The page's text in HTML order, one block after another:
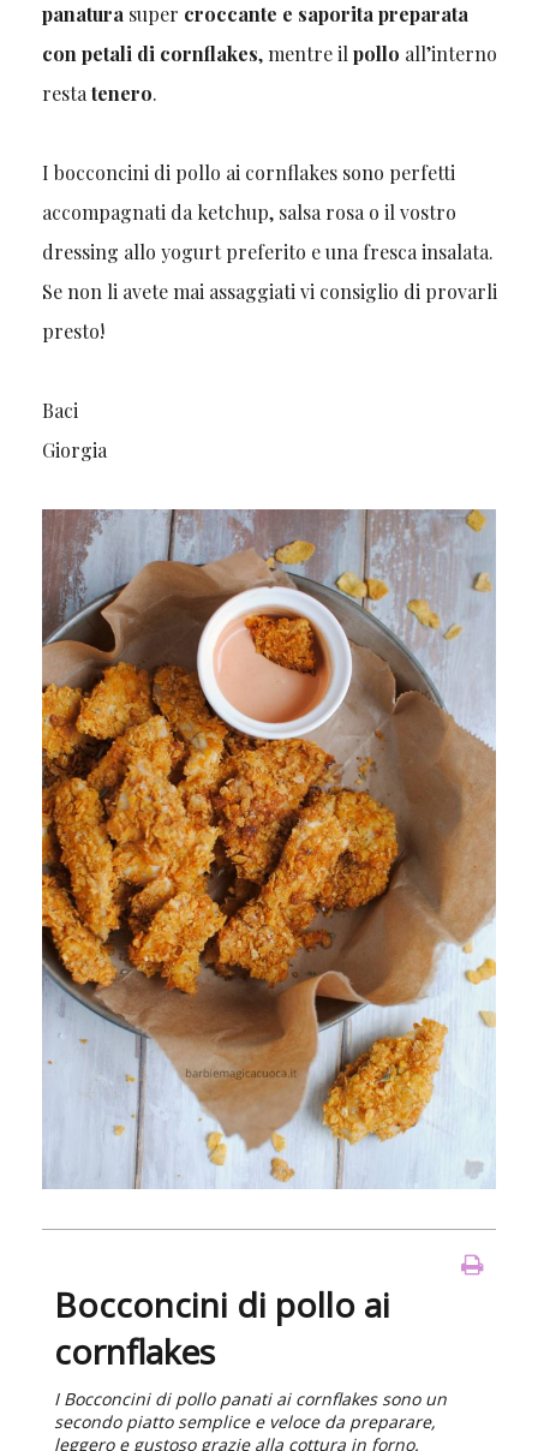
panaturasuper croccante e saporita preparata
con petali di cornflakes, mentre ilpollo all’interno
restatenero.
I bocconcini di pollo ai cornflakes sono perfetti
accompagnati da ketchup, salsa rosa o il vostro
dressing allo yogurt preferito e una fresca insalata.
Se non li avete mai assaggiati vi consiglio di provarli
presto!
Baci
Giorgia
Bocconcini di pollo ai
cornflakes
I Bocconcini di pollo panati ai cornflakes sono un
secondo piatto semplice e veloce da preparare,
leggero e gustoso grazie alla cottura in forno.